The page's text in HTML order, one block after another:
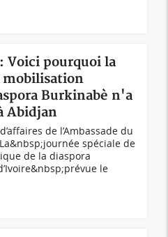
Voici pourquoi la
mobilisation
Burkinabè n'a
Abidjan
de l’Ambassade du
spéciale de
de la diaspora
le